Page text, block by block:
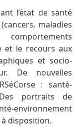
l’état de santé
maladies
et le recours aux
et socio-
De nouvelles
: santé-
portraits de
environnement
disposition.